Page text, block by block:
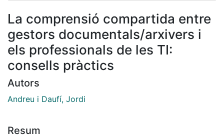
La comprensió compartida entre
gestors documentals/arxivers i
els professionals de les TI:
consells pràctics
Autors
Andreu i Daufí, Jordi
Resum